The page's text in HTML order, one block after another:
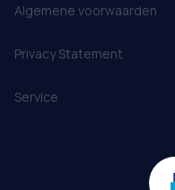
Algemene voorwaarden
Privacy Statement
Service